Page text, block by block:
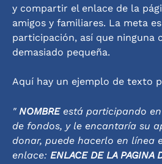
y compartir el enlace de la
amigos y familiares. La meta
participación, así que ninguna
demasiado pequeña.
Aquí hay un ejemplo de texto
" NOMBRE está participando
de fondos, y le encantaría su
donar, puede hacerlo en línea
enlace: ENLACE DE LA PAGINA